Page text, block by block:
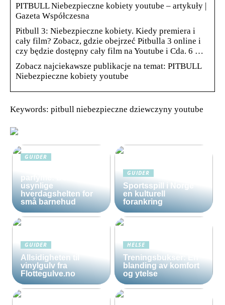
PITBULL Niebezpieczne kobiety youtube – artykuły |
Gazeta Współczesna
Pitbull 3: Niebezpieczne kobiety. Kiedy premiera i
cały film? Zobacz, gdzie obejrzeć Pitbulla 3 online i
czy będzie dostępny cały film na Youtube i Cda. 6 …
Zobacz najciekawsze publikacje na temat: PITBULL
Niebezpieczne kobiety youtube
Keywords: pitbull niebezpieczne dziewczyny youtube
GUIDER
parfyme: Den
usynlige
hverdagshelten for
små barnehud
GUIDER
Sportsspill i Norge
en kulturell
forankring
GUIDER
Allsidigheten til
vinylgulv fra
Flottegulve.no
HELSE
Treningsbukser: En
blanding av komfort
og ytelse